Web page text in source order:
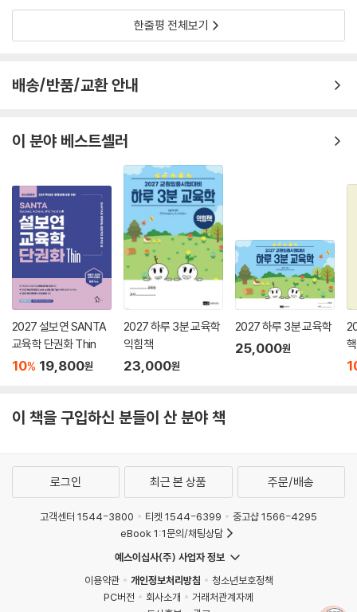
한줄평 전체보기
배송/반품/교환 안내
이 분야 베스트셀러
2027 설보연 SANTA
교육학 단권화 Thin
10% 19,800원
2027 하루 3분 교육학
익힘책
23,000원
2027 하루 3분 교육학
25,000원
이 책을 구입하신 분들이 산 분야 책
로그인 최근 본 상품 주문/배송
고객센터 1544-3800 티켓 1544-6399
중고샵 1566-4295
eBook 1:1문의/채팅상담
예스이십사(주) 사업자 정보
이용약관
개인정보처리방침
청소년보호정책
PC버전
회사소개
거래처관계자께